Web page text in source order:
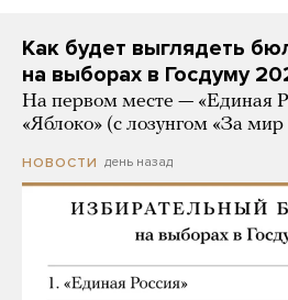
Как будет выглядеть
на выборах в Госдуму
На первом месте — «Единая
«Яблоко» (с лозунгом «За мир
НОВОСТИ день назад